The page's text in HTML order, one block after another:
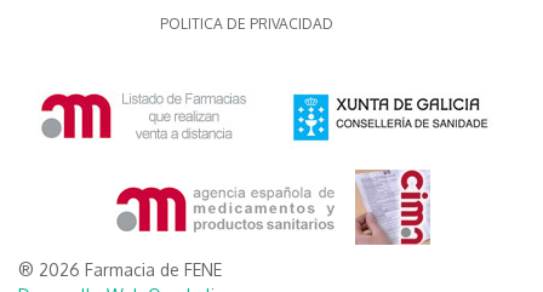
POLITICA DE PRIVACIDAD
® 2026 Farmacia de FENE